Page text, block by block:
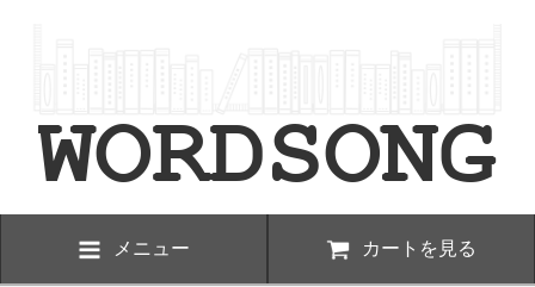
メニュー カートを見る